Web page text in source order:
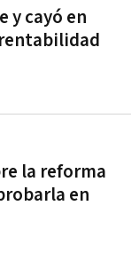
y cayó en
la reforma
en